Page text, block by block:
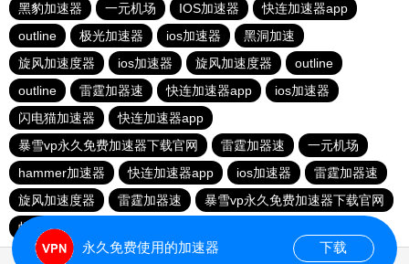
黑豹加速器
一元机场 IOS加速器
快连加速器app
outline
极光加速器 ios加速器
黑洞加速
旋风加速度器
ios加速器 旋风加速度器
outline
outline
雷霆加器速 快连加速器app
ios加速器
闪电猫加速器
快连加速器app
暴雪vp永久免费加速器下载官网
雷霆加器速
一元机场
hammer加速器
快连加速器app ios加速器
雷霆加器速
旋风加速度器
雷霆加器速
暴雪vp永久免费加速器下载官网
蚂蚁加速npv下载官网ios
永久免费使用的加速器 下载